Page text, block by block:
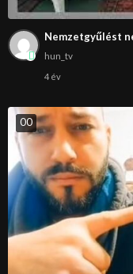
Nemzetgyűlést
hun_tv
4 év
00